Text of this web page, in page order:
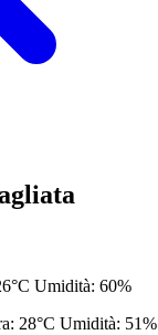
Umidità: 60%
28°C Umidità: 51%